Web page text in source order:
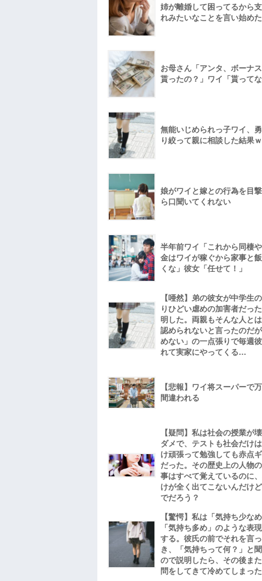
姉が離婚して困ってるから支
れみたいなことを言い始めた
お母さん「アンタ、ボーナ
貰ったの？」ワイ「貰ってな
無能いじめられっ子ワイ、
り絞って親に相談した結果
娘がワイと嫁との行為を目
ら口聞いてくれない
半年前ワイ「これから同棲や
金はワイが稼ぐから家事と
くな」彼女「任せて！」
【唖然】弟の彼女が中学生
りひどい虐めの加害者だっ
明した。両親もそんな人と
認められないと言ったのだ
めない」の一点張りで毎週
れて実家にやってくる…
【悲報】ワイ将スーパーで
間違われる
【疑問】私は社会の授業が
ダメで、テストも社会だけ
け頑張って勉強しても赤点
だった。その歴史上の人物
事はすべて覚えているのに
けが全く出てこないんだけ
でだろう？
【驚愕】私は「気持ち少な
「気持ち多め」のような表
する。彼氏の前でそれを言
き、「気持ちって何？」と
ので説明したら、その後ま
問をしてきて冷めてしまった